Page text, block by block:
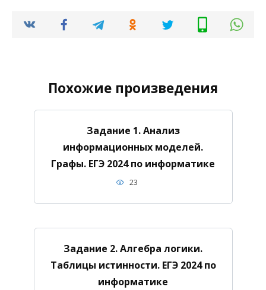
Похожие произведения
Задание 1. Анализ
информационных моделей.
Графы. ЕГЭ 2024 по информатике
23
Задание 2. Алгебра логики.
Таблицы истинности. ЕГЭ 2024 по
информатике